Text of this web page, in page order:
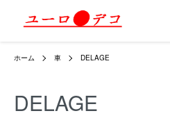
ホーム 車 DELAGE
DELAGE